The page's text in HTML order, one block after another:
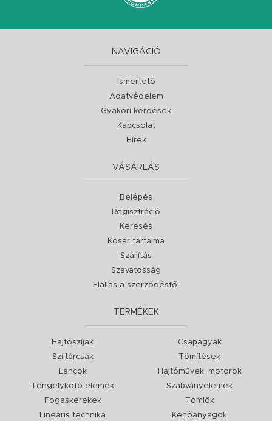
NAVIGÁCIÓ
Ismertető
Adatvédelem
Gyakori kérdések
Kapcsolat
Hírek
VÁSÁRLÁS
Belépés
Regisztráció
Keresés
Kosár tartalma
Szállítás
Szavatosság
Elállás a szerződéstől
TERMÉKEK
Hajtószíjak
Szíjtárcsák
Láncok
Tengelykötő elemek
Fogaskerekek
Lineáris technika
Csapágyak
Tömítések
Hajtóművek, motorok
Szabványelemek
Tömlők
Kenőanyagok